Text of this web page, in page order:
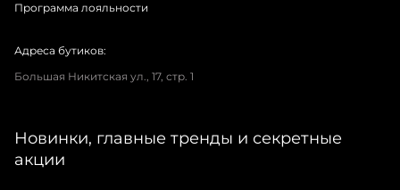
Программа лояльности
Адреса бутиков:
Большая Никитская ул., 17, стр. 1
Новинки, главные тренды и секретные
акции